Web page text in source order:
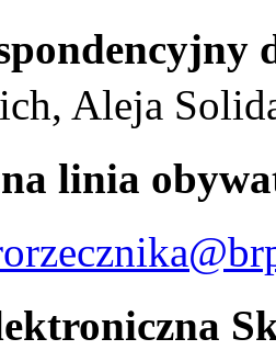
Aleja
linia